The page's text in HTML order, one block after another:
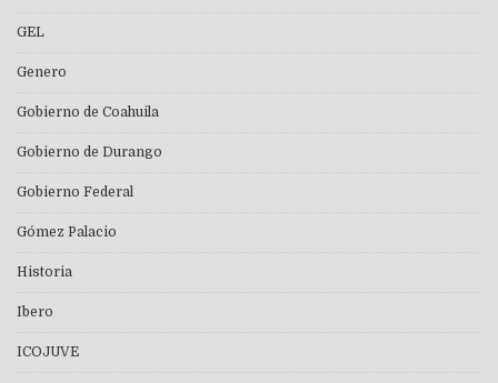
GEL
Genero
Gobierno de Coahuila
Gobierno de Durango
Gobierno Federal
Gómez Palacio
Historia
Ibero
ICOJUVE